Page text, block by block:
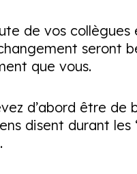
de vos
seront
que vous.
d’abord être
disent durant